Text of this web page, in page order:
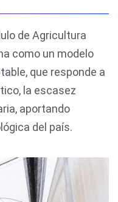
de Agricultura
como un modelo
que responde a
la escasez
aportando
del país.